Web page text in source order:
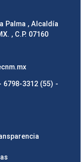
Palma , Alcaldía
, C.P. 07160
6798-3312 (55) -